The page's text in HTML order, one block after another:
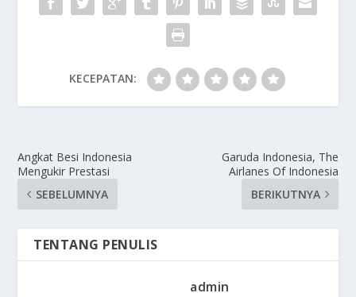
KECEPATAN:
Angkat Besi Indonesia
Mengukir Prestasi
SEBELUMNYA
Garuda Indonesia, The
Airlanes Of Indonesia
BERIKUTNYA
TENTANG PENULIS
admin